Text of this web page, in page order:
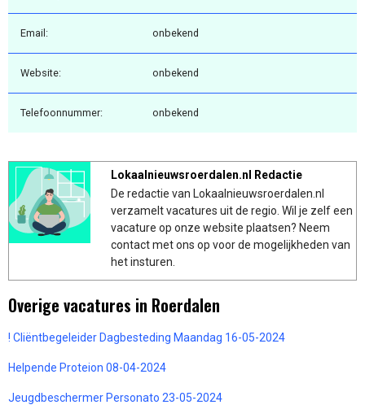
Email: onbekend
Website: onbekend
Telefoonnummer: onbekend
Lokaalnieuwsroerdalen.nl Redactie
De redactie van Lokaalnieuwsroerdalen.nl
verzamelt vacatures uit de regio. Wil je zelf een
vacature op onze website plaatsen? Neem
contact met ons op voor de mogelijkheden van
het insturen.
Overige vacatures in Roerdalen
! Cliëntbegeleider Dagbesteding Maandag 16-05-2024
Helpende Proteion 08-04-2024
Jeugdbeschermer Personato 23-05-2024